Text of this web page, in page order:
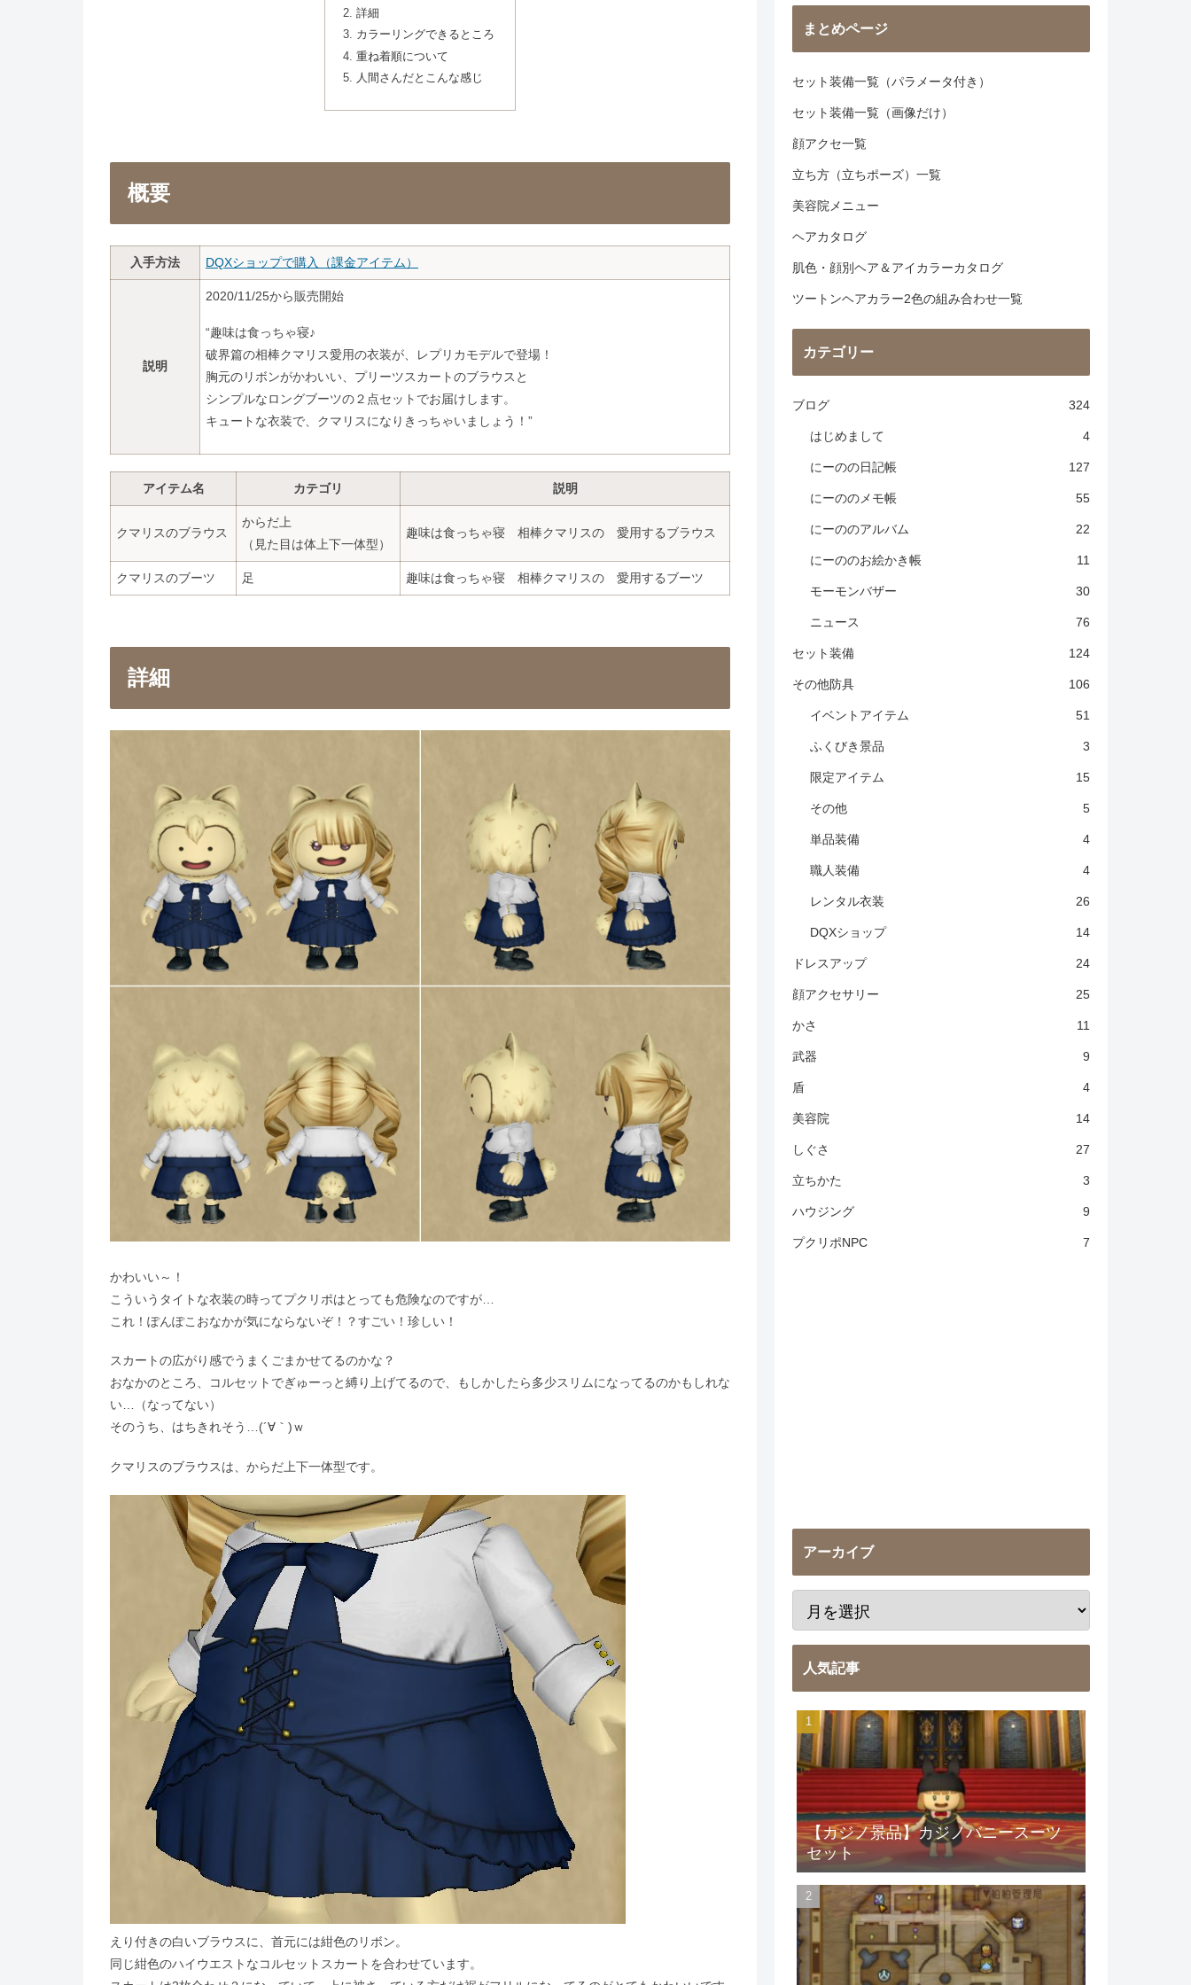
詳細
カラーリングできるところ
重ね着順について
人間さんだとこんな感じ
概要
入手方法 DQXショップで購入（課金アイテム）
説明
2020/11/25から販売開始
“趣味は食っちゃ寝♪
破界篇の相棒クマリス愛用の衣装が、レプリカモデルで登場！
胸元のリボンがかわいい、プリーツスカートのブラウスと
シンプルなロングブーツの２点セットでお届けします。
キュートな衣装で、クマリスになりきっちゃいましょう！”
アイテム名 カテゴリ 説明
クマリスのブラウス
からだ上
（見た目は体上下一体型）
趣味は食っちゃ寝 相棒クマリスの 愛用するブラウス
クマリスのブーツ 足 趣味は食っちゃ寝 相棒クマリスの 愛用するブーツ
詳細
かわいい～！
こういうタイトな衣装の時ってプクリポはとっても危険なのですが…
これ！ぽんぽこおなかが気にならないぞ！？すごい！珍しい！
スカートの広がり感でうまくごまかせてるのかな？
おなかのところ、コルセットでぎゅーっと縛り上げてるので、もしかしたら多少スリムになってるのかもしれな
い…（なってない）
そのうち、はちきれそう…(´∀｀)ｗ
クマリスのブラウスは、からだ上下一体型です。
えり付きの白いブラウスに、首元には紺色のリボン。
同じ紺色のハイウエストなコルセットスカートを合わせています。
まとめページ
セット装備一覧（パラメータ付き）
セット装備一覧（画像だけ）
顔アクセ一覧
立ち方（立ちポーズ）一覧
美容院メニュー
ヘアカタログ
肌色・顔別ヘア＆アイカラーカタログ
ツートンヘアカラー2色の組み合わせ一覧
カテゴリー
ブログ 324
はじめまして 4
にーのの日記帳 127
にーののメモ帳 55
にーののアルバム 22
にーののお絵かき帳 11
モーモンバザー 30
ニュース 76
セット装備 124
その他防具 106
イベントアイテム 51
ふくびき景品 3
限定アイテム 15
その他 5
単品装備 4
職人装備 4
レンタル衣装 26
DQXショップ 14
ドレスアップ 24
顔アクセサリー 25
かさ 11
武器 9
盾 4
美容院 14
しぐさ 27
立ちかた 3
ハウジング 9
プクリポNPC 7
アーカイブ
人気記事
【カジノ景品】カジノバニースーツ
セット